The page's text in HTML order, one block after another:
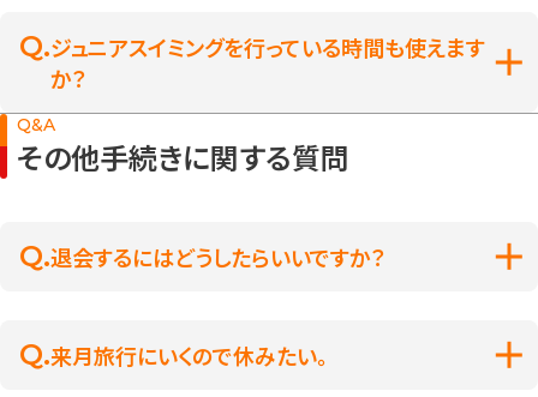
ジュニアスイミングを行っている時間も使えます
か？
Q&A
その他手続きに関する質問
退会するにはどうしたらいいですか？
来月旅行にいくので休みたい。